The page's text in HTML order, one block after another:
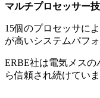
マルチプロセッサー
15個のプロセッサに
が高いシステムパフ
ERBE社は電気メス
ら信頼され続けていま